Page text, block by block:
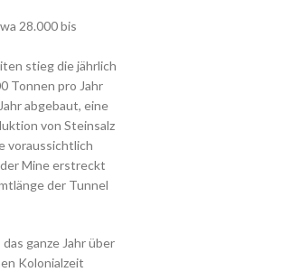
28.000 bis
stieg die jährlich
Tonnen pro Jahr
abgebaut, eine
von Steinsalz
voraussichtlich
Mine erstreckt
der Tunnel
ganze Jahr über
Kolonialzeit